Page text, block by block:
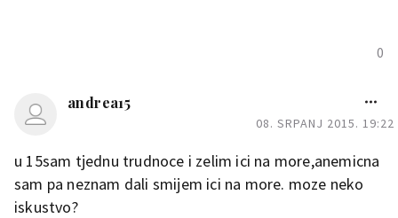
0
andrea15
08. SRPANJ 2015. 19:22
u 15sam tjednu trudnoce i zelim ici na more,anemicna
sam pa neznam dali smijem ici na more. moze neko
iskustvo?